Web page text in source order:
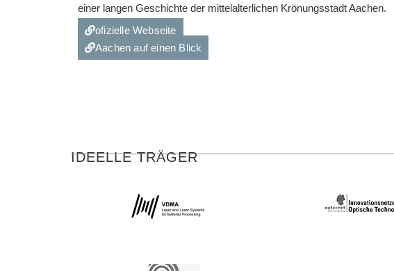
einer langen Geschichte der mittelalterlichen Krönungsstadt Aachen.
ofizielle Webseite
Aachen auf einen Blick
IDEELLE TRÄGER